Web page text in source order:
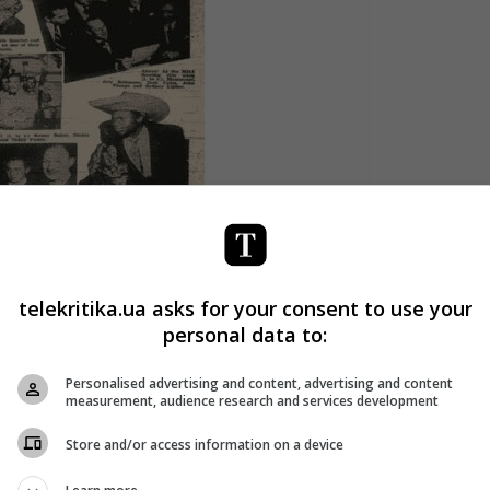
выпуска: Вера Линн, Алан Дин, Гарри Голд и Тед
газеты) в марте 1952 года были Тед Хит –
британского биг-бэнда 1950-х и Вера Линн – певица и
telekritika.ua asks for your consent to use your
personal data to:
Personalised advertising and content, advertising and content
measurement, audience research and services development
Store and/or access information on a device